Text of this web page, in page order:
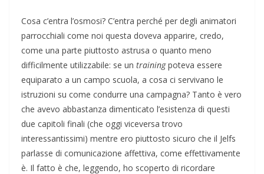
Cosa c’entra l’osmosi? C’entra perché per degli animatori
parrocchiali come noi questa doveva apparire, credo,
come una parte piuttosto astrusa o quanto meno
difficilmente utilizzabile: se un trainingpoteva essere
equiparato a un campo scuola, a cosa ci servivano le
istruzioni su come condurre una campagna? Tanto è vero
che avevo abbastanza dimenticato l’esistenza di questi
due capitoli finali (che oggi viceversa trovo
interessantissimi) mentre ero piuttosto sicuro che il Jelfs
parlasse di comunicazione affettiva, come effettivamente
è. Il fatto è che, leggendo, ho scoperto di ricordare